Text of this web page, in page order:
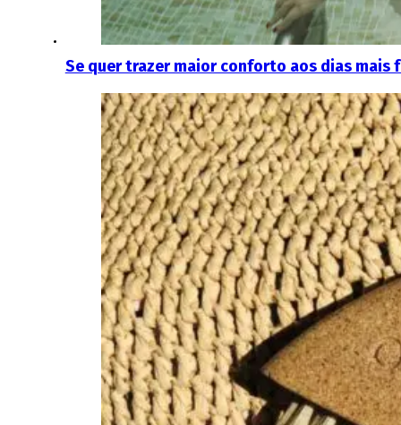
Se quer trazer maior conforto aos dias mais